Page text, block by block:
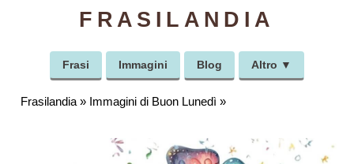
FRASILANDIA
Frasi Immagini Blog Altro ▼
Frasilandia » Immagini di Buon Lunedì »